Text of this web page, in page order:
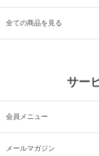
全ての商品を見る
サー
会員メニュー
メールマガジン